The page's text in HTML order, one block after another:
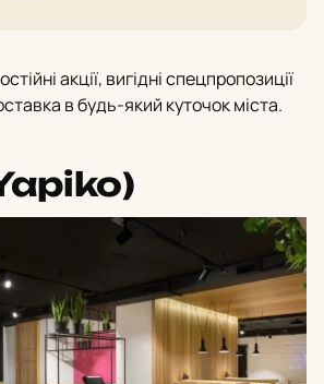
акції, вигідні спецпропозиції
в будь-який куточок міста.